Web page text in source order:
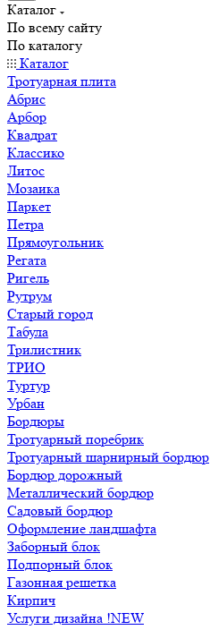
Каталог
По всему сайту
По каталогу
Каталог
Тротуарная плита
Абрис
Арбор
Квадрат
Классико
Литос
Мозаика
Паркет
Петра
Прямоугольник
Регата
Ригель
Рутрум
Старый город
Табула
Трилистник
ТРИО
Туртур
Урбан
Бордюры
Тротуарный поребрик
Тротуарный шарнирный бордюр
Бордюр дорожный
Металлический бордюр
Садовый бордюр
Оформление ландшафта
Заборный блок
Подпорный блок
Газонная решетка
Кирпич
Услуги дизайна !NEW